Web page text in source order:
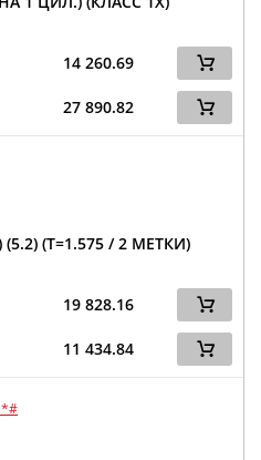
14 260.69
27 890.82
(Т=1.575 / 2 МЕТКИ)
19 828.16
11 434.84